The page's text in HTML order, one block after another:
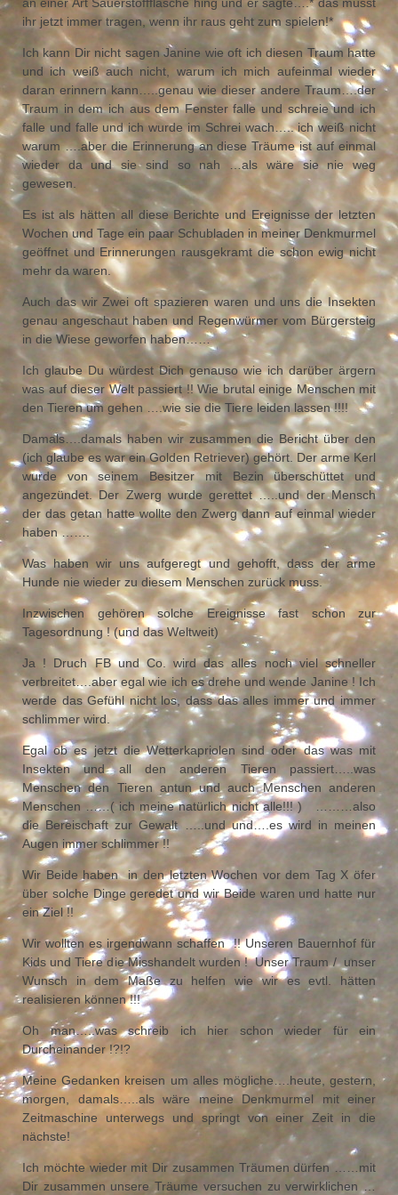
ihr jetzt immer tragen, wenn ihr raus geht zum spielen!*
Ich kann Dir nicht sagen Janine wie oft ich diesen Traum hatte
und ich weiß auch nicht, warum ich mich aufeinmal wieder
daran erinnern kann…..genau wie dieser andere Traum….der
Traum in dem ich aus dem Fenster falle und schreie und ich
falle und falle und ich wurde im Schrei wach….. ich weiß nicht
warum ….aber die Erinnerung an diese Träume ist auf einmal
wieder da und sie sind so nah …als wäre sie nie weg
gewesen.
Es ist als hätten all diese Berichte und Ereignisse der letzten
Wochen und Tage ein paar Schubladen in meiner Denkmurmel
geöffnet und Erinnerungen rausgekramt die schon ewig nicht
mehr da waren.
Auch das wir Zwei oft spazieren waren und uns die Insekten
genau angeschaut haben und Regenwürmer vom Bürgersteig
in die Wiese geworfen haben……
Ich glaube Du würdest Dich genauso wie ich darüber ärgern
was auf dieser Welt passiert !! Wie brutal einige Menschen mit
den Tieren um gehen ….wie sie die Tiere leiden lassen !!!!
Damals….damals haben wir zusammen die Bericht über den
(ich glaube es war ein Golden Retriever) gehört. Der arme Kerl
wurde von seinem Besitzer mit Bezin überschüttet und
angezündet. Der Zwerg wurde gerettet …..und der Mensch
der das getan hatte wollte den Zwerg dann auf einmal wieder
haben …….
Was haben wir uns aufgeregt und gehofft, dass der arme
Hunde nie wieder zu diesem Menschen zurück muss.
Inzwischen gehören solche Ereignisse fast schon zur
Tagesordnung ! (und das Weltweit)
Ja ! Druch FB und Co. wird das alles noch viel schneller
verbreitet….aber egal wie ich es drehe und wende Janine ! Ich
werde das Gefühl nicht los, dass das alles immer und immer
schlimmer wird.
Egal ob es jetzt die Wetterkapriolen sind oder das was mit
Insekten und all den anderen Tieren passiert…..was
Menschen den Tieren antun und auch Menschen anderen
Menschen ……( ich meine natürlich nicht alle!!! ) ………also
die Bereischaft zur Gewalt …..und und….es wird in meinen
Augen immer schlimmer !!
Wir Beide haben in den letzten Wochen vor dem Tag X öfer
über solche Dinge geredet und wir Beide waren und hatte nur
ein Ziel !!
Wir wollten es irgendwann schaffen !! Unseren Bauernhof für
Kids und Tiere die Misshandelt wurden ! Unser Traum / unser
Wunsch in dem Maße zu helfen wie wir es evtl. hätten
realisieren können !!!
Oh man…..was schreib ich hier schon wieder für ein
Durcheinander !?!?
Meine Gedanken kreisen um alles mögliche….heute, gestern,
morgen, damals…..als wäre meine Denkmurmel mit einer
Zeitmaschine unterwegs und springt von einer Zeit in die
nächste!
Ich möchte wieder mit Dir zusammen Träumen dürfen ……mit
Dir zusammen unsere Träume versuchen zu verwirklichen …